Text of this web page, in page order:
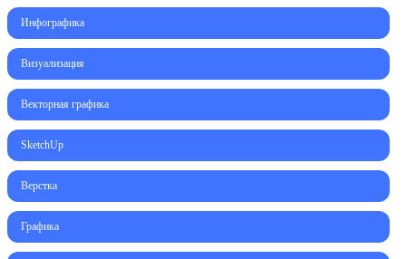
Инфографика
Визуализация
Векторная графика
SketchUp
Верстка
Графика